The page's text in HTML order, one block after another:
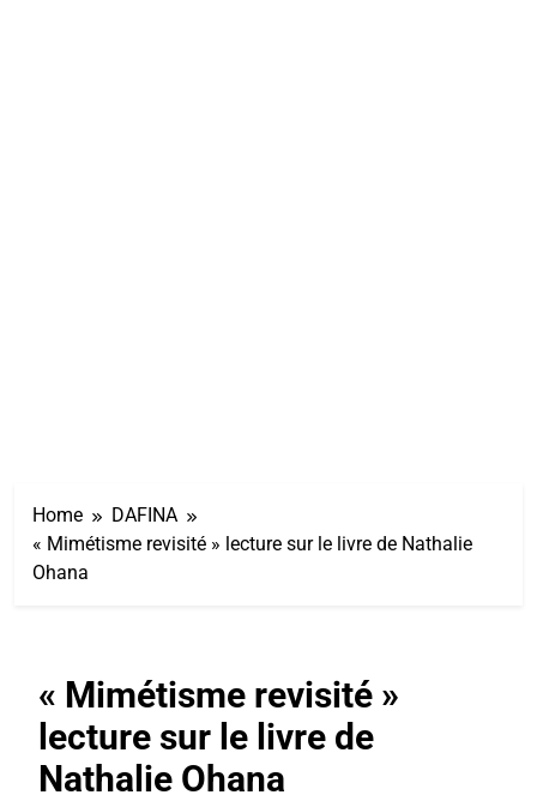
Home
DAFINA
« Mimétisme revisité » lecture sur le livre de Nathalie
Ohana
« Mimétisme revisité »
lecture sur le livre de
Nathalie Ohana